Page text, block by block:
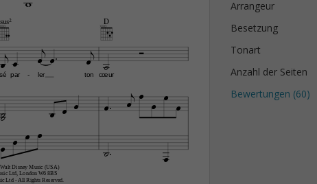
Disney Music (USA)
Ltd, London W6 8BS
Ltd - All Rights Reserved.
sé par ler
- ton cœur
D

  



        
  
 
Arrangeur
Besetzung
Tonart
Anzahl der Seiten
Bewertungen (60)